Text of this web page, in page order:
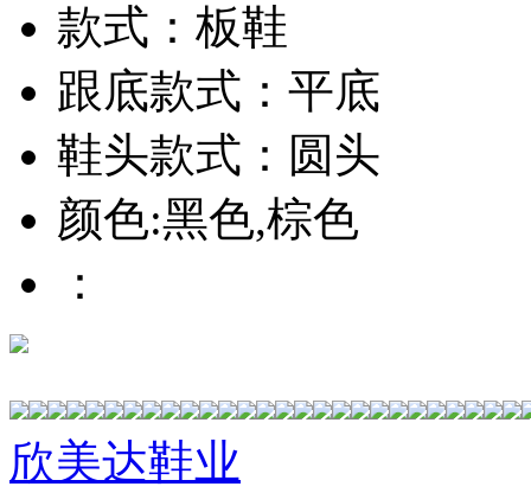
款式：板鞋
跟底款式：平底
鞋头款式：圆头
颜色:黑色,棕色
：
欣美达鞋业